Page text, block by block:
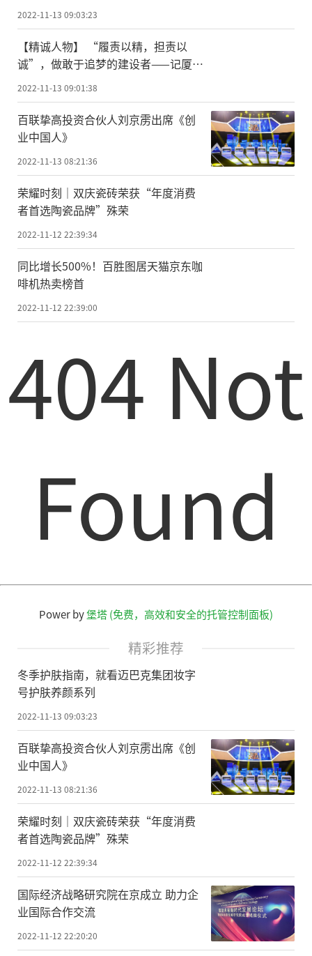
2022-11-13 09:03:23
【精诚人物】 “履责以精，担责以
诚”，做敢于追梦的建设者——记厦门
新会展中心项目党支部书记、项目执
行经理马仁刚
2022-11-13 09:01:38
百联挚高投资合伙人刘京雳出席《创
业中国人》
2022-11-13 08:21:36
荣耀时刻｜双庆瓷砖荣获“年度消费
者首选陶瓷品牌”殊荣
2022-11-12 22:39:34
同比增长500%！百胜图居天猫京东咖
啡机热卖榜首
2022-11-12 22:39:00
404 Not
Found
Power by堡塔 (免费，高效和安全的托管控制面板)
精彩推荐
冬季护肤指南，就看迈巴克集团妆字
号护肤养颜系列
2022-11-13 09:03:23
百联挚高投资合伙人刘京雳出席《创
业中国人》
2022-11-13 08:21:36
荣耀时刻｜双庆瓷砖荣获“年度消费
者首选陶瓷品牌”殊荣
2022-11-12 22:39:34
国际经济战略研究院在京成立 助力企
业国际合作交流
2022-11-12 22:20:20